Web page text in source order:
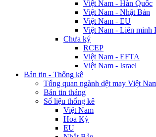
Việt Nam - Hàn Quốc
Việt Nam - Nhật Bản
Việt Nam - EU
Việt Nam - Liên minh
Chưa ký
RCEP
Việt Nam - EFTA
Việt Nam - Israel
Bản tin - Thống kê
Tổng quan ngành dệt may Việt
Bản tin tháng
Số liệu thống kê
Việt Nam
Hoa Kỳ
EU